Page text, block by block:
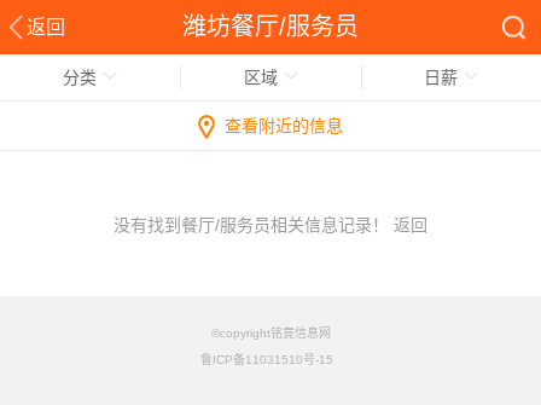
返回 潍坊餐厅/服务员
分类 区域 日薪
查看附近的信息
没有找到餐厅/服务员相关信息记录！ 返回
©copyright铭竟信息网
鲁ICP备11031510号-15